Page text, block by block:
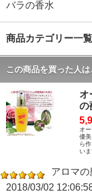
バラの香水
商品カテゴリー一覧
この商品を買った人
オ
の
オ
優
ら
いま
アロマの
2018/03/02